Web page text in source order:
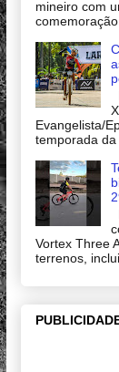
mineiro com
comemoração
Evangelista/
temporada da
Vortex Three
terrenos,